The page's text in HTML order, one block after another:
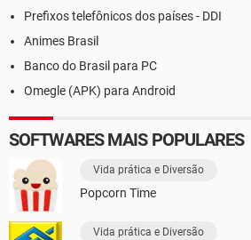
Prefixos telefônicos dos países - DDI
Animes Brasil
Banco do Brasil para PC
Omegle (APK) para Android
SOFTWARES MAIS POPULARES
Vida prática e Diversão
Popcorn Time
Vida prática e Diversão